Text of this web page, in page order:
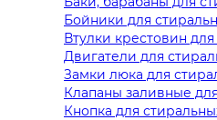
Бойники для
Втулки крестовин
Двигатели для
Замки люка для
Клапаны заливные
Кнопка для